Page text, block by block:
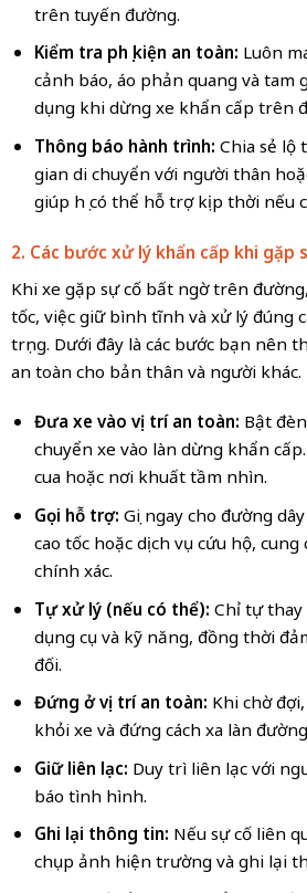
trên tuyến đường.
Kiểm tra phụ kiện an toàn: Luôn
cảnh báo, áo phản quang và tam
dụng khi dừng xe khẩn cấp trên
Thông báo hành trình: Chia sẻ lộ
gian di chuyển với người thân
giúp họ có thể hỗ trợ kịp thời nếu
2. Các bước xử lý khẩn cấp khi gặp
Khi xe gặp sự cố bất ngờ trên
tốc, việc giữ bình tĩnh và xử lý đúng
trọng. Dưới đây là các bước bạn nên
an toàn cho bản thân và người khác.
Đưa xe vào vị trí an toàn: Bật
chuyển xe vào làn dừng khẩn
cua hoặc nơi khuất tầm nhìn.
Gọi hỗ trợ: Gọi ngay cho đường
cao tốc hoặc dịch vụ cứu hộ,
chính xác.
Tự xử lý (nếu có thể): Chỉ tự thay
dụng cụ và kỹ năng, đồng thời
đối.
Đứng ở vị trí an toàn: Khi chờ
khỏi xe và đứng cách xa làn
Giữ liên lạc: Duy trì liên lạc với
báo tình hình.
Ghi lại thông tin: Nếu sự cố liên
chụp ảnh hiện trường và ghi lại